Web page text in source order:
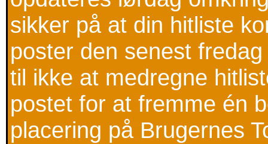
sikker på at din hitliste
poster den senest
til ikke at medregne
postet for at fremme én
placering på Brugernes